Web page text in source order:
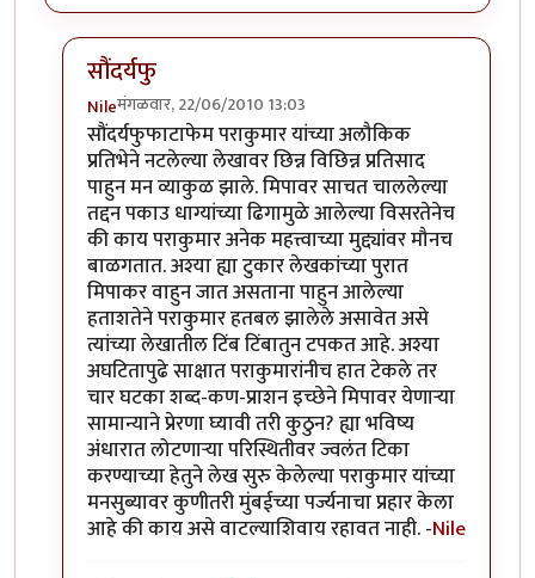
सौंदर्यफु
Nileमंगळवार, 22/06/2010 13:03
In reply toवाह!byसहज
सौंदर्यफुफाटाफेम पराकुमार यांच्या अलौकिक
प्रतिभेने नटलेल्या लेखावर छिन्न विछिन्न प्रतिसाद
पाहुन मन व्याकुळ झाले. मिपावर साचत चाललेल्या
तद्दन पकाउ धाग्यांच्या ढिगामुळे आलेल्या विसरतेनेच
की काय पराकुमार अनेक महत्त्वाच्या मुद्द्यांवर मौनच
बाळगतात. अश्या ह्या टुकार लेखकांच्या पुरात
मिपाकर वाहुन जात असताना पाहुन आलेल्या
हताशतेने पराकुमार हतबल झालेले असावेत असे
त्यांच्या लेखातील टिंब टिंबातुन टपकत आहे. अश्या
अघटितापुढे साक्षात पराकुमारांनीच हात टेकले तर
चार घटका शब्द-कण-प्राशन इच्छेने मिपावर येणार्‍या
सामान्याने प्रेरणा घ्यावी तरी कुठुन? ह्या भविष्य
अंधारात लोटणार्‍या परिस्थितीवर ज्वलंत टिका
करण्याच्या हेतुने लेख सुरु केलेल्या पराकुमार यांच्या
मनसुब्यावर कुणीतरी मुंबईच्या पर्ज्यनाचा प्रहार केला
आहे की काय असे वाटल्याशिवाय रहावत नाही. -Nile